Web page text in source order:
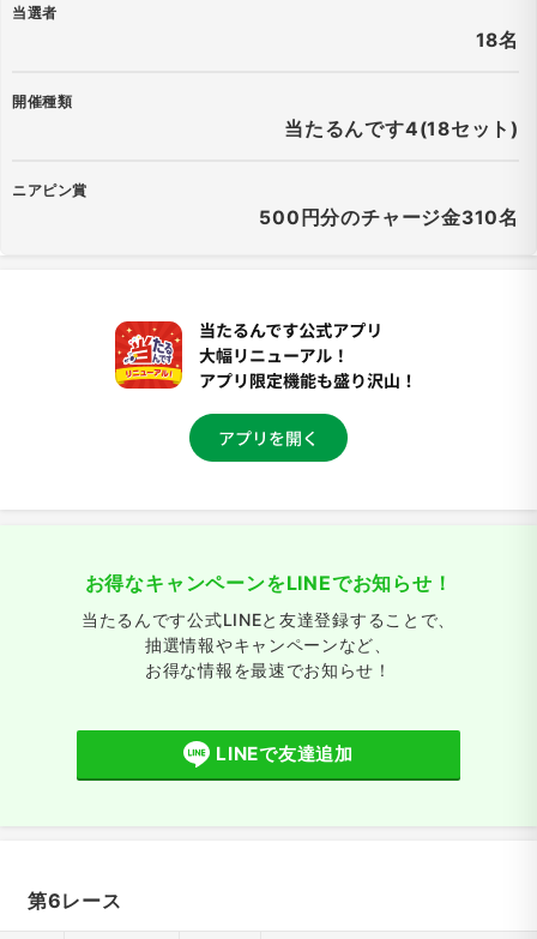
当選者
18名
開催種類
当たるんです4(18セット)
ニアピン賞
500円分のチャージ金310名
お得なキャンペーンをLINEでお知らせ！
当たるんです公式LINEと友達登録することで、
抽選情報やキャンペーンなど、
お得な情報を最速でお知らせ！
LINEで友達追加
第6レース